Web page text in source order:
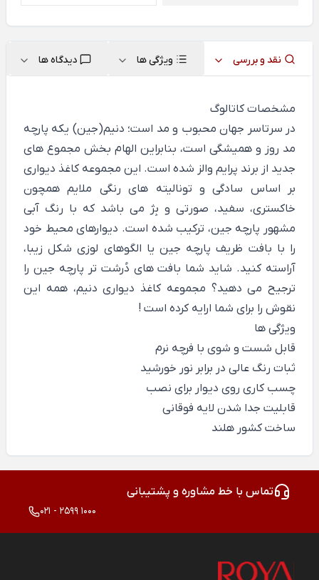
نقد و بررسی ویژگی ها دیدگاه ها
مشخصات کاتالوگ
در سرتاسر جهان محبوب و مد است؛ دنیم(جین) یکه پارچه
مد روز و همیشگی است، بنابراین الهام بخش مجموع های
جدید از برند پرایم والز شده است. این مجموعه کاغذ دیواری
بر اساس سادگی و تونالیته های رنگی ملایم همچون
خاکستری، سفید، صورتی و بِژ می باشد که با رنگ آبی
مشهور پارچه جین، ترکیب شده است. دیوارهای محیط خود
را با بافت ظریف پارچه جین یا الگوهای لوزی شکل زیبا،
آراسته کنید. شاید شما بافت های دُرشت تر پارچه جین را
ترجیح می دهید؟ مجموعه کاغذ دیواری دنیم، همه این
نقوش را برای شما ارایه کرده است !
ویژگی ها
قابل شست و شوی با فرچه نرم
ثبات رنگ عالی در برابر نور خورشید
چسب کاری روی دیوار برای نصب
قابلیت جدا شدن لایه فوقانی
ساخت کشور هلند
تماس با خط مشاوره و پشتیبانی
021 - 2599 1000